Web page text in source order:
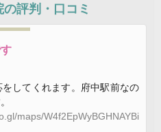
の評判・口コミ
してくれます。府中駅前なの
maps/W4f2EpWyBGHNAYBi